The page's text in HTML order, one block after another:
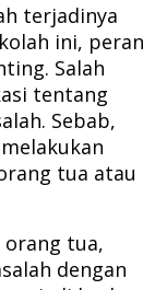
terjadinya
ini, peran
Salah
tentang
Sebab,
tua atau
orang tua,
dengan